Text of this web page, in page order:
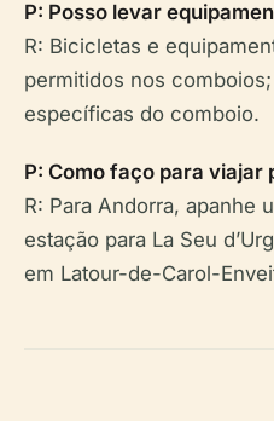
P: Posso levar
R: Bicicletas e
permitidos nos
específicas do comboio.
P: Como faço para viajar
R: Para Andorra, apanhe
estação para La Seu
em Latour-de-Carol-